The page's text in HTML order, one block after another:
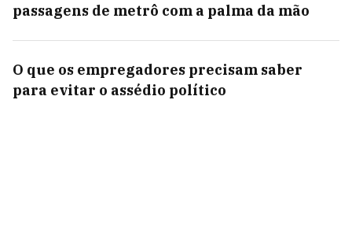
passagens de metrô com a palma da mão
O que os empregadores precisam saber
para evitar o assédio político